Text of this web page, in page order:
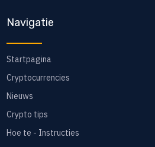
Navigatie
Startpagina
Cryptocurrencies
Nieuws
Crypto tips
Hoe te - Instructies